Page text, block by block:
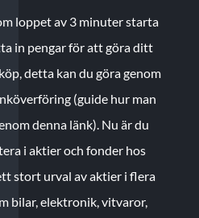
loppet av 3 minuter starta
in pengar för att göra ditt
detta kan du göra genom
(guide hur man
denna länk). Nu är du
i aktier och fonder hos
stort urval av aktier i flera
bilar, elektronik, vitvaror,